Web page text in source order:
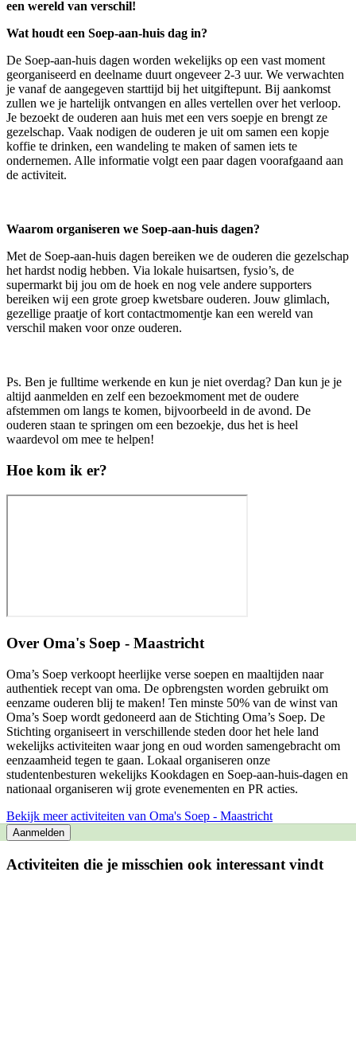
een wereld van verschil!
Wat houdt een Soep-aan-huis dag in?
De Soep-aan-huis dagen worden wekelijks op een vast moment
georganiseerd en deelname duurt ongeveer 2-3 uur. We verwachten
je vanaf de aangegeven starttijd bij het uitgiftepunt. Bij aankomst
zullen we je hartelijk ontvangen en alles vertellen over het verloop.
Je bezoekt de ouderen aan huis met een vers soepje en brengt ze
gezelschap. Vaak nodigen de ouderen je uit om samen een kopje
koffie te drinken, een wandeling te maken of samen iets te
ondernemen. Alle informatie volgt een paar dagen voorafgaand aan
de activiteit.
Waarom organiseren we Soep-aan-huis dagen?
Met de Soep-aan-huis dagen bereiken we de ouderen die gezelschap
het hardst nodig hebben. Via lokale huisartsen, fysio’s, de
supermarkt bij jou om de hoek en nog vele andere supporters
bereiken wij een grote groep kwetsbare ouderen. Jouw glimlach,
gezellige praatje of kort contactmomentje kan een wereld van
verschil maken voor onze ouderen.
Ps. Ben je fulltime werkende en kun je niet overdag? Dan kun je je
altijd aanmelden en zelf een bezoekmoment met de oudere
afstemmen om langs te komen, bijvoorbeeld in de avond. De
ouderen staan te springen om een bezoekje, dus het is heel
waardevol om mee te helpen!
Hoe kom ik er?
Over Oma's Soep - Maastricht
Oma’s Soep verkoopt heerlijke verse soepen en maaltijden naar
authentiek recept van oma. De opbrengsten worden gebruikt om
eenzame ouderen blij te maken! Ten minste 50% van de winst van
Oma’s Soep wordt gedoneerd aan de Stichting Oma’s Soep. De
Stichting organiseert in verschillende steden door het hele land
wekelijks activiteiten waar jong en oud worden samengebracht om
eenzaamheid tegen te gaan. Lokaal organiseren onze
studentenbesturen wekelijks Kookdagen en Soep-aan-huis-dagen en
nationaal organiseren wij grote evenementen en PR acties.
Bekijk meer activiteiten van Oma's Soep - Maastricht
Aanmelden
Activiteiten die je misschien ook interessant vindt